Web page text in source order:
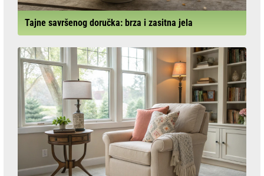
Tajne savršenog doručka: brza i zasitna jela